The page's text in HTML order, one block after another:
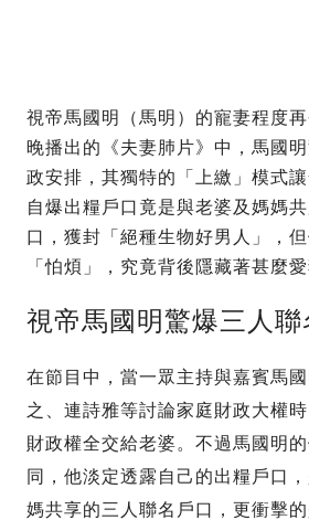
視帝馬國明（馬明）的寵妻程度
晚播出的《夫妻肺片》中，馬國
政安排，其獨特的「上繳」模式
自爆出糧戶口竟是與老婆及媽媽
口，獲封「絕種生物好男人」，
「怕煩」，究竟背後隱藏著甚麼
視帝馬國明驚爆三人聯
在節目中，當一眾主持與嘉賓馬
之、連詩雅等討論家庭財政大權
財政權全交給老婆。不過馬國明
同，他淡定透露自己的出糧戶口
媽共享的三人聯名戶口，更衝擊